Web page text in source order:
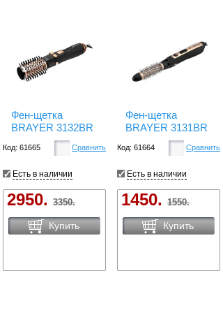
Фен-щетка
BRAYER 3132BR
Код: 61665 Сравнить
Есть в наличии
2950. 3350.
Купить
Фен-щетка
BRAYER 3131BR
Код: 61664 Сравнить
Есть в наличии
1450. 1550.
Купить